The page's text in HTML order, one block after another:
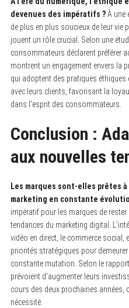
devenues des impératifs ?À une
de plus en plus soucieux de leur vie
jouent un rôle crucial. Selon une
consommateurs déclarent préférer
montrent un engagement envers la
qui adoptent des pratiques
avec leurs clients, favorisant la
dans l’esprit des consommateurs.
Conclusion :
aux nouvelles
Les marques sont-elles prêtes
marketing en constante
impératif pour les marques de
tendances du marketing digital.
vidéo en direct, le commerce
priorités stratégiques pour
constante mutation. Selon le
prévoient d’augmenter leurs
cours des deux prochaines années,
nécessité.